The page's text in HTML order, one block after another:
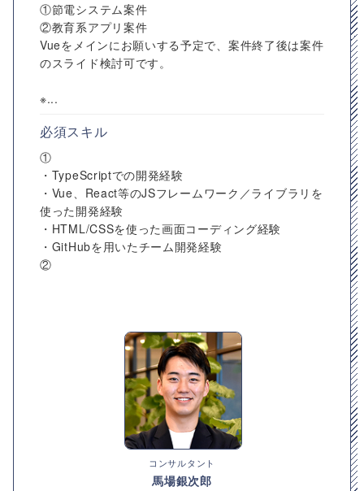
①節電システム案件
②教育系アプリ案件
Vueをメインにお願いする予定で、案件終了後は案件
のスライド検討可です。
※...
必須スキル
①
・TypeScriptでの開発経験
・Vue、React等のJSフレームワーク／ライブラリを
使った開発経験
・HTML/CSSを使った画面コーディング経験
・GitHubを用いたチーム開発経験
②
コンサルタント
馬場銀次郎